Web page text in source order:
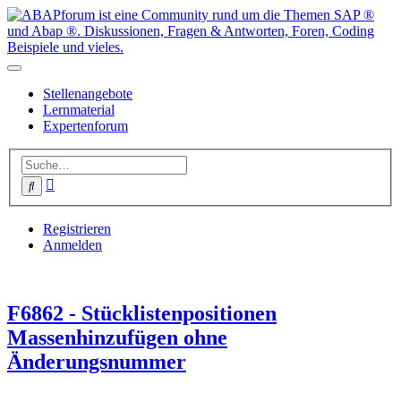
Stellenangebote
Lernmaterial
Expertenforum
Suche
Registrieren
Anmelden
F6862 - Stücklistenpositionen
Massenhinzufügen ohne
Änderungsnummer